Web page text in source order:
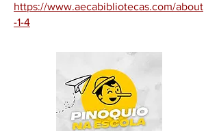
https://www.aecabibliotecas.com/about
-1-4